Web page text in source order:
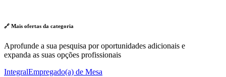
🔗 Mais ofertas da categoria
Aprofunde a sua pesquisa por oportunidades adicionais e
expanda as suas opções profissionais
IntegralEmpregado(a) de Mesa